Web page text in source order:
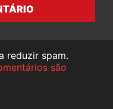
reduzir spam.
são